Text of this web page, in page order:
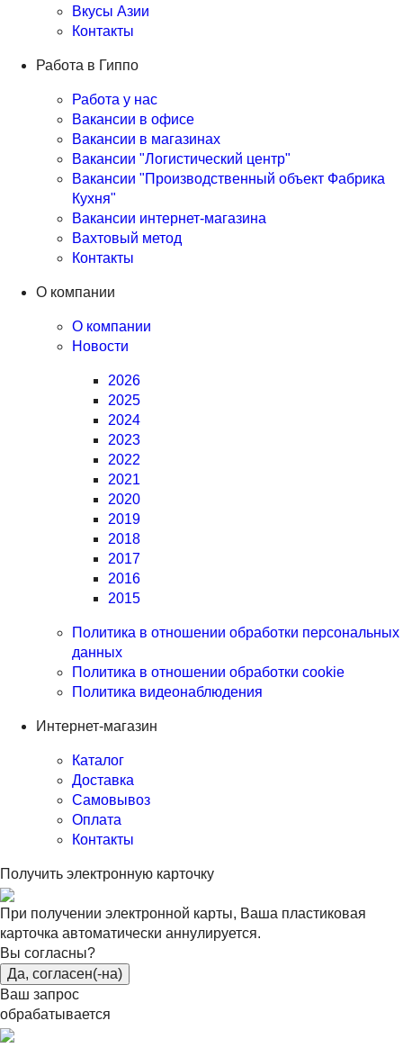
Вкусы Азии
Контакты
Работа в Гиппо
Работа у нас
Вакансии в офисе
Вакансии в магазинах
Вакансии "Логистический центр"
Вакансии "Производственный объект Фабрика
Кухня"
Вакансии интернет-магазина
Вахтовый метод
Контакты
О компании
О компании
Новости
2026
2025
2024
2023
2022
2021
2020
2019
2018
2017
2016
2015
Политика в отношении обработки персональных
данных
Политика в отношении обработки cookie
Политика видеонаблюдения
Интернет-магазин
Каталог
Доставка
Самовывоз
Оплата
Контакты
Получить электронную карточку
При получении электронной карты, Ваша пластиковая
карточка автоматически аннулируется.
Вы согласны?
Да, согласен(-на)
Ваш запрос
обрабатывается